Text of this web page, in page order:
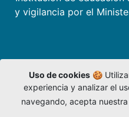
y vigilancia por el
Uso de cookies🍪
experiencia y analizar el
navegando, acepta nuestra